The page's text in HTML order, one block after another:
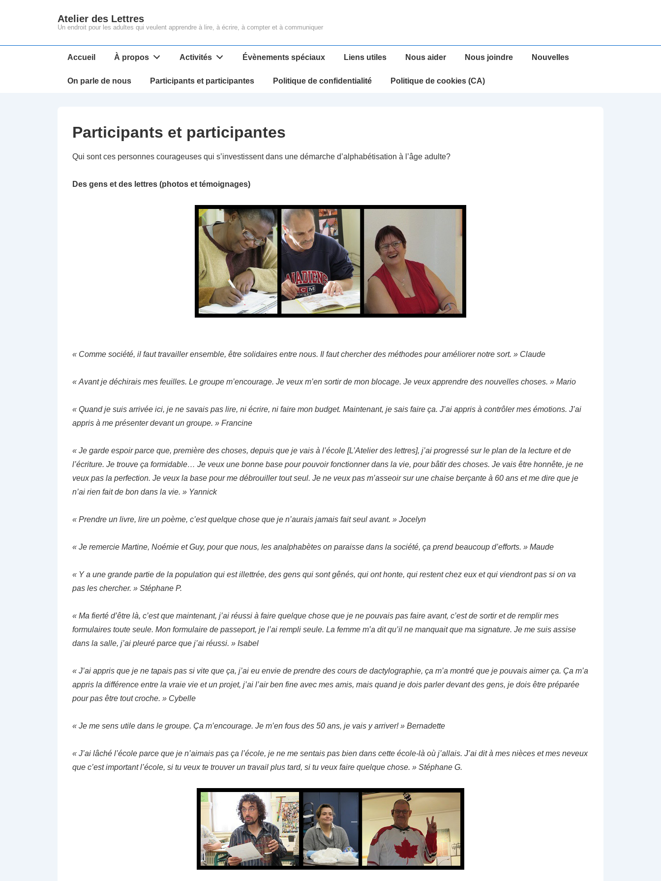
contenu
Atelier des Lettres
Un endroit pour les adultes qui veulent apprendre à lire, à écrire, à compter et à communiquer
Main
Accueil À propos Activités Évènements spéciaux Liens utiles Nous aider Nous joindre Nouvelles
On parle de nous Participants et participantes Politique de confidentialité Politique de cookies (CA)
Participants et participantes
Qui sont ces personnes courageuses qui s’investissent dans une démarche d’alphabétisation à l’âge adulte?
Des gens et des lettres (photos et témoignages)
« Comme société, il faut travailler ensemble, être solidaires entre nous. Il faut chercher des méthodes pour améliorer notre sort. » Claude
« Avant je déchirais mes feuilles. Le groupe m’encourage. Je veux m’en sortir de mon blocage. Je veux apprendre des nouvelles choses. » Mario
« Quand je suis arrivée ici, je ne savais pas lire, ni écrire, ni faire mon budget. Maintenant, je sais faire ça. J’ai appris à contrôler mes émotions. J’ai
appris à me présenter devant un groupe. » Francine
« Je garde espoir parce que, première des choses, depuis que je vais à l’école [L’Atelier des lettres], j’ai progressé sur le plan de la lecture et de
l’écriture. Je trouve ça formidable… Je veux une bonne base pour pouvoir fonctionner dans la vie, pour bâtir des choses. Je vais être honnête, je ne
veux pas la perfection. Je veux la base pour me débrouiller tout seul. Je ne veux pas m’asseoir sur une chaise berçante à 60 ans et me dire que je
n’ai rien fait de bon dans la vie. » Yannick
« Prendre un livre, lire un poème, c’est quelque chose que je n’aurais jamais fait seul avant. » Jocelyn
« Je remercie Martine, Noémie et Guy, pour que nous, les analphabètes on paraisse dans la société, ça prend beaucoup d’efforts. » Maude
« Y a une grande partie de la population qui est illettrée, des gens qui sont gênés, qui ont honte, qui restent chez eux et qui viendront pas si on va
pas les chercher. » Stéphane P.
« Ma fierté d’être là, c’est que maintenant, j’ai réussi à faire quelque chose que je ne pouvais pas faire avant, c’est de sortir et de remplir mes
formulaires toute seule. Mon formulaire de passeport, je l’ai rempli seule. La femme m’a dit qu’il ne manquait que ma signature. Je me suis assise
dans la salle, j’ai pleuré parce que j’ai réussi. » Isabel
« J’ai appris que je ne tapais pas si vite que ça, j’ai eu envie de prendre des cours de dactylographie, ça m’a montré que je pouvais aimer ça. Ça m’a
appris la différence entre la vraie vie et un projet, j’ai l’air ben fine avec mes amis, mais quand je dois parler devant des gens, je dois être préparée
pour pas être tout croche. » Cybelle
« Je me sens utile dans le groupe. Ça m’encourage. Je m’en fous des 50 ans, je vais y arriver! » Bernadette
« J’ai lâché l’école parce que je n’aimais pas ça l’école, je ne me sentais pas bien dans cette école-là où j’allais. J’ai dit à mes nièces et mes neveux
que c’est important l’école, si tu veux te trouver un travail plus tard, si tu veux faire quelque chose. » Stéphane G.